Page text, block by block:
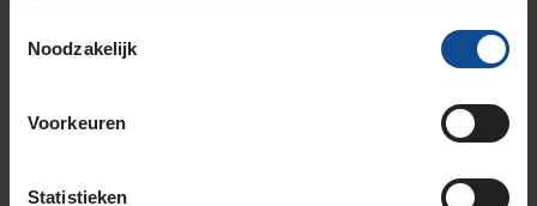
Noodzakelijk
Voorkeuren
Statistieken
205/55R16 91V
205/55R16 94H EXTRALOAD